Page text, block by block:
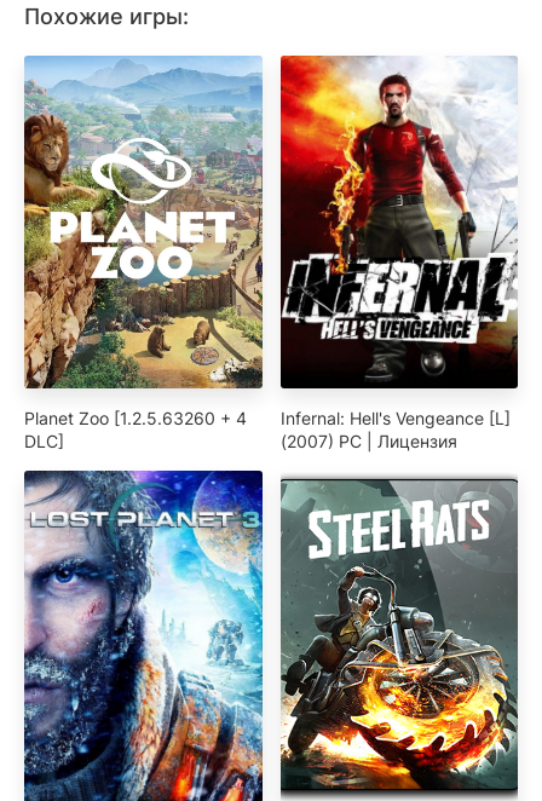
Похожие игры:
Planet Zoo [1.2.5.63260 + 4
DLC]
Infernal: Hell's Vengeance [L]
(2007) PC | Лицензия